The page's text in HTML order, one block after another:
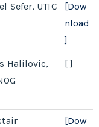
Sefer, UTIC
[Dow
nload
]
Halilovic,
[ ]
[Dow